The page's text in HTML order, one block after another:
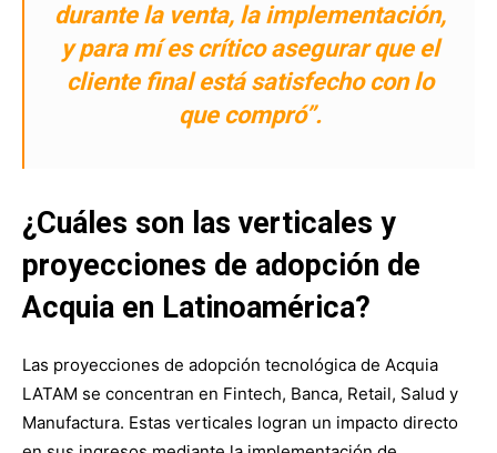
durante la venta, la implementación,
y para mí es crítico asegurar que el
cliente final está satisfecho con lo
que compró”.
¿Cuáles son las verticales y
proyecciones de adopción de
Acquia en Latinoamérica?
Las proyecciones de adopción tecnológica de Acquia
LATAM se concentran en Fintech, Banca, Retail, Salud y
Manufactura. Estas verticales logran un impacto directo